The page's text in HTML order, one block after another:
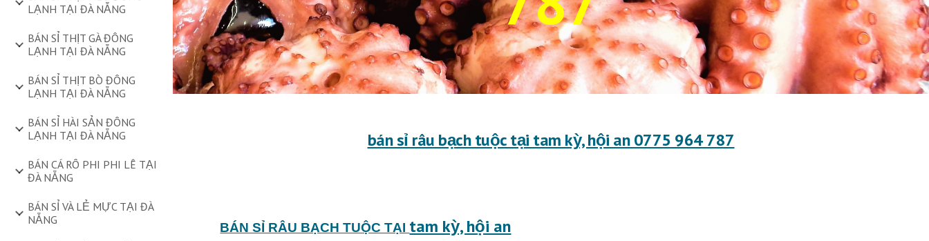
LẠNH TẠI ĐÀ NẴNG
BÁN SỈ THỊT GÀ ĐÔNG
LẠNH TẠI ĐÀ NẴNG
BÁN SỈ THỊT BÒ ĐÔNG
LẠNH TẠI ĐÀ NẴNG
BÁN SỈ HÀI SẢN ĐÔNG
LẠNH TẠI ĐÀ NẴNG
BÁN CÁ RÔ PHI PHI LÊ TẠI
ĐÀ NẴNG
BÁN SỈ VÀ LẺ MỰC TẠI ĐÀ
NẴNG
bán sỉ râu bạch tuộc tại tam kỳ, hội an 0775 964 787
BÁN SỈ RÂU BẠCH TUỘC TẠI tam kỳ, hội an